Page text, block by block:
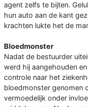
agent zelfs te bijten.
hun auto aan de kant
krachten lukte het de
Bloedmonster
Nadat de bestuurder
werd hij aangehouden
controle naar het
bloedmonster genomen
vermoedelijk onder